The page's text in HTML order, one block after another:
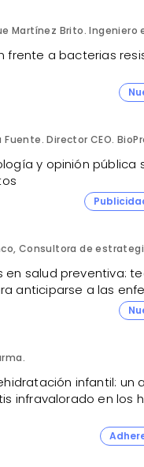
frente a bacterias
Fuente. Director CEO.
y opinión pública
en salud preventiva:
anticiparse a las
infantil: un
infravalorado en los